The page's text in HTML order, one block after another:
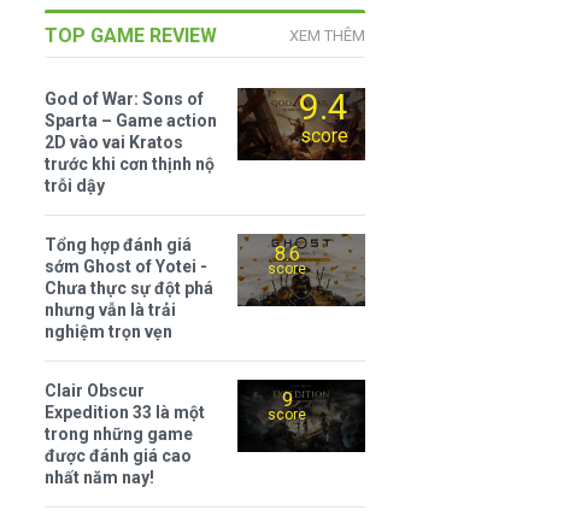
TOP GAME REVIEW XEM THÊM
9.4
score
God of War: Sons of
Sparta – Game action
2D vào vai Kratos
trước khi cơn thịnh nộ
trỗi dậy
8.6
score
Tổng hợp đánh giá
sớm Ghost of Yotei -
Chưa thực sự đột phá
nhưng vẫn là trải
nghiệm trọn vẹn
9
score
Clair Obscur
Expedition 33 là một
trong những game
được đánh giá cao
nhất năm nay!